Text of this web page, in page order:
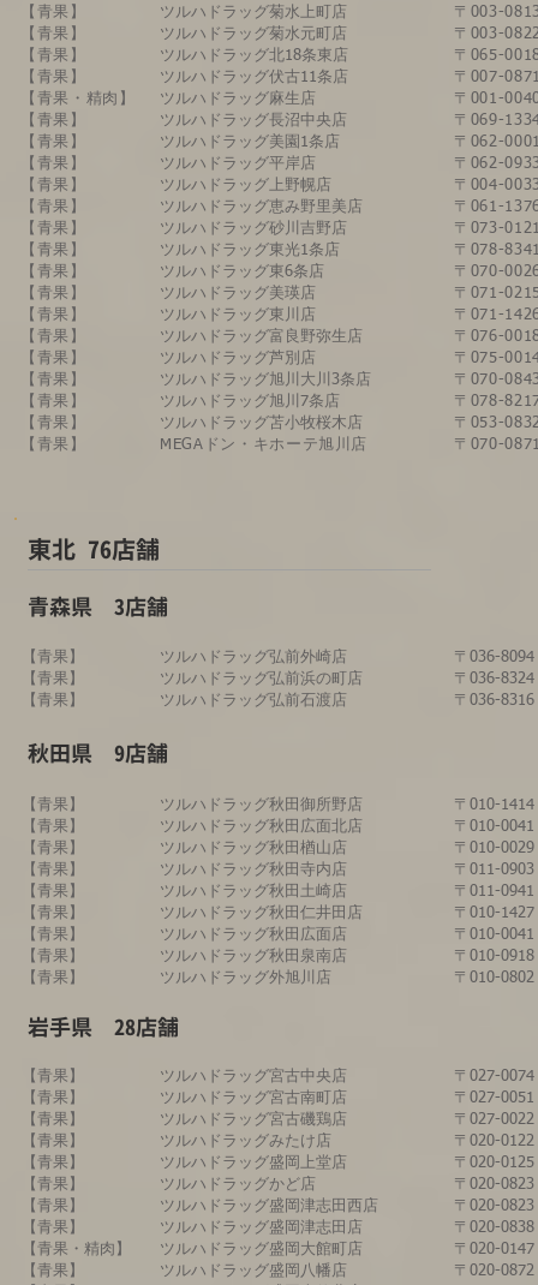
​【青果】
【青果】
【青果】
【青果】
【青果・精肉】
​【青果】
【青果】
【青果】
【青果】
【青果】
【青果】
【青果】
【青果】
【青果】
【青果】
【青果】
【青果】
【青果】
​【青果】
​【青果】
​【青果】
ツルハドラッグ菊水上町店
ツルハドラッグ菊水元町店
ツルハドラッグ北18条東店
ツルハドラッグ伏古11条店
ツルハドラッグ麻生店
ツルハドラッグ長沼中央店
​ツルハドラッグ美園1条店
ツルハドラッグ平岸店
​ツルハドラッグ上野幌店
ツルハドラッグ恵み野里美店
ツルハドラッグ砂川吉野店
ツルハドラッグ東光1条店
ツルハドラッグ東6条店
ツルハドラッグ美瑛店
​ツルハドラッグ東川店
ツルハドラッグ富良野弥生店
ツルハドラッグ芦別店
ツルハドラッグ旭川大川3条店
​ツルハドラッグ旭川7条店
​ツルハドラッグ苫小牧桜木店
​MEGAドン・キホーテ旭川店
〒003-
〒003-
〒065-
〒007-
〒001-
〒069-
〒062-
〒062-
〒004-
〒061-
〒073-
〒078-
〒070-
〒071-
〒071-
〒076-
〒075-
〒070-
〒078-
〒053-
〒070-
​東北 76店舗
​青森県 3店舗
【青果】
【青果】​
【青果】
​ツルハドラッグ​弘前外崎店
ツルハドラッグ弘前浜の町店
ツルハドラッグ弘前石渡店
〒036-
〒036-
〒036-
​秋田県 9店舗
【青果】
【青果】​
【青果】
【青果】​
【青果】
【青果】​
【青果】
【青果】
​【青果】
​ツルハドラッグ秋田御所野店​
ツルハドラッグ秋田広面北店
ツルハドラッグ秋田楢山店
ツルハドラッグ秋田寺内店
ツルハドラッグ秋田土崎店
ツルハドラッグ秋田仁井田店
ツルハドラッグ秋田広面店
ツルハドラッグ秋田泉南店
​ツルハドラッグ外旭川店
〒010-
〒010-
〒010-
〒011-
〒011-
〒010-
〒010-
〒010-
〒010-
​岩手県 28店舗
【青果】
【青果】
【青果】
【青果】
【青果】
【青果】
【青果】
【青果】
​【青果・精肉】
【青果】
ツルハドラッグ宮古中央店
ツルハドラッグ宮古南町店
ツルハドラッグ宮古磯鶏店
ツルハドラッグ​みたけ店
ツルハドラッグ盛岡上堂店
ツルハドラッグかど店
ツルハドラッグ​盛岡津志田西店
​ツルハドラッグ盛岡津志田店
ツルハドラッグ​盛岡大館町店
ツルハドラッグ​盛岡八幡店​
〒027-
〒027-
〒027-
〒020-
〒020-
〒020-
〒020-
〒020-
〒020-
〒020-